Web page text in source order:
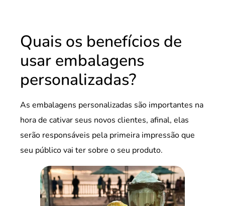
Quais os benefícios de
usar embalagens
personalizadas?
As embalagens personalizadas são importantes na
hora de cativar seus novos clientes, afinal, elas
serão responsáveis pela primeira impressão que
seu público vai ter sobre o seu produto.